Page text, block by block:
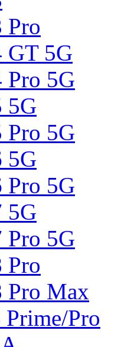
Pro
GT 5G
Pro 5G
5G
Pro 5G
5G
Pro 5G
5G
Pro 5G
Pro
Pro Max
Pro